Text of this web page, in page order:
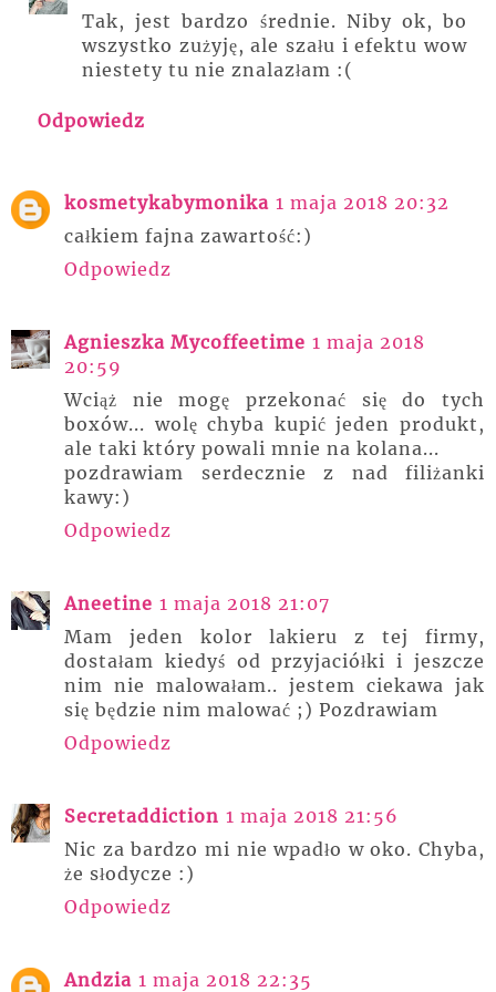
Tak, jest bardzo średnie. Niby ok, bo
wszystko zużyję, ale szału i efektu wow
niestety tu nie znalazłam :(
Odpowiedz
kosmetykabymonika 1 maja 2018 20:32
całkiem fajna zawartość:)
Odpowiedz
Agnieszka Mycoffeetime 1 maja 2018
20:59
Wciąż nie mogę przekonać się do tych
boxów... wolę chyba kupić jeden produkt,
ale taki który powali mnie na kolana...
pozdrawiam serdecznie z nad filiżanki
kawy:)
Odpowiedz
Aneetine 1 maja 2018 21:07
Mam jeden kolor lakieru z tej firmy,
dostałam kiedyś od przyjaciółki i jeszcze
nim nie malowałam.. jestem ciekawa jak
się będzie nim malować ;) Pozdrawiam
Odpowiedz
Secretaddiction 1 maja 2018 21:56
Nic za bardzo mi nie wpadło w oko. Chyba,
że słodycze :)
Odpowiedz
Andzia 1 maja 2018 22:35